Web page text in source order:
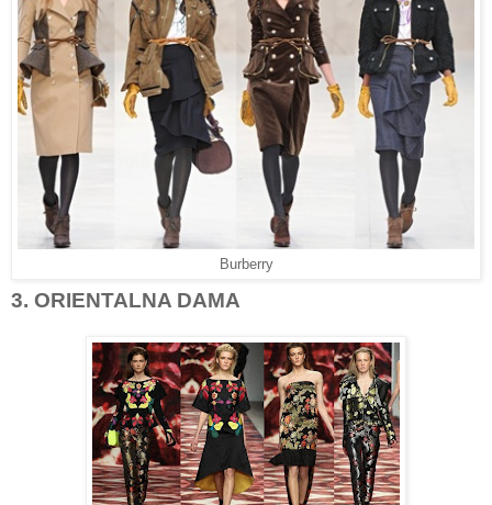
Burberry
3. ORIENTALNA DAMA